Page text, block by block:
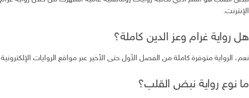
الإنترنت.
هل رواية غرام وعز الدين كاملة؟
نعم، الرواية متوفرة كاملة من الفصل الأول حتى الأخير عبر مواقع الروايات الإلكترونية
ما نوع رواية نبض القلب؟